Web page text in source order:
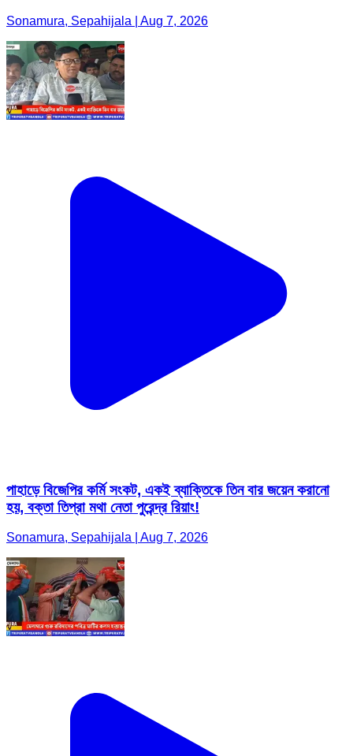
Sonamura, Sepahijala | Aug 7, 2026
পাহাড়ে বিজেপির কর্মি সংকট, একই ব্যাক্তিকে তিন বার জয়েন করানো
হয়, বক্তা তিপ্রা মথা নেতা পুরেন্দ্র রিয়াং!
Sonamura, Sepahijala | Aug 7, 2026